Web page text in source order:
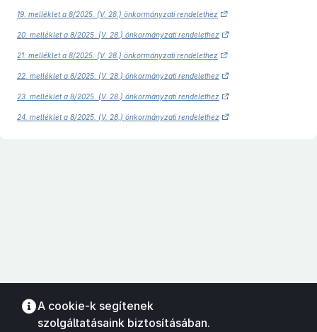
19. melléklet a 8/2025. (V. 28.) önkormányzati rendelethez
20. melléklet a 8/2025. (V. 28.) önkormányzati rendelethez
21. melléklet a 8/2025. (V. 28.) önkormányzati rendelethez
22. melléklet a 8/2025. (V. 28.) önkormányzati rendelethez
23. melléklet a 8/2025. (V. 28.) önkormányzati rendelethez
24. melléklet a 8/2025. (V. 28.) önkormányzati rendelethez
A cookie-k segítenek
szolgáltatásaink biztosításában.